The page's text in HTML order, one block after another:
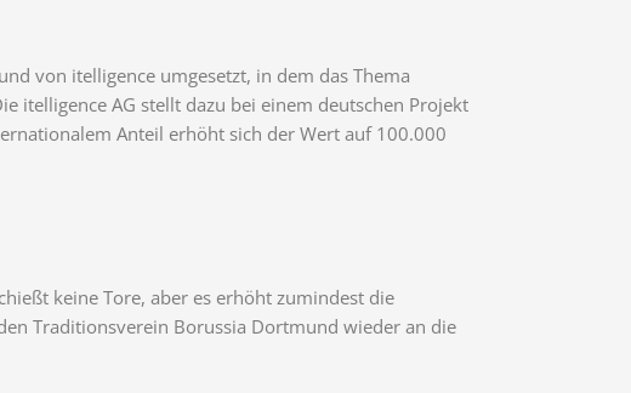
von itelligence umgesetzt, in dem das Thema
itelligence AG stellt dazu bei einem deutschen Projekt
Anteil erhöht sich der Wert auf 100.000
keine Tore, aber es erhöht zumindest die
Traditionsverein Borussia Dortmund wieder an die